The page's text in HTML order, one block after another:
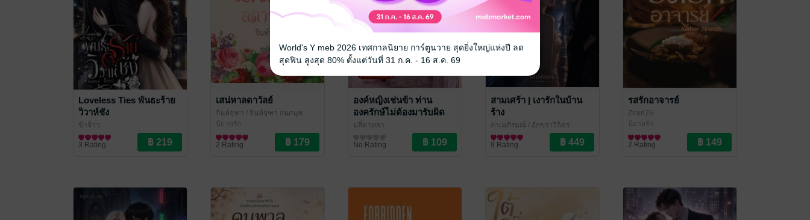
Loveless Ties พันธะร้าย
วิวาห์ชัง
ข้าจ้าว
นิยายรัก
3 Rating
เสน่หาลดาวัลย์
จินห์จุฑา / จินห์จุฑา กนกนุช
นิยายรัก
2 Rating
องค์หญิงเช่นข้า ท่าน
องครักษ์ไม่ต้องมารับผิด
ชอบ
มู่ลี่ดาหลา
No Rating
สามเศร้า | เงารักในบ้าน
ร้าง
กาเมภิรมณ์ / อักขราวิจิตร
นิยายโรมานซ์
9 Rating
รสรักอาจารย์
Ziren26
นิยายรัก
2 Rating
World's Y meb 2026 เทศกาลนิยาย การ์ตูนวาย สุดยิ่งใหญ่แห่งปี ลด
สุดฟิน สูงสุด 80% ตั้งแต่วันที่ 31 ก.ค. - 16 ส.ค. 69